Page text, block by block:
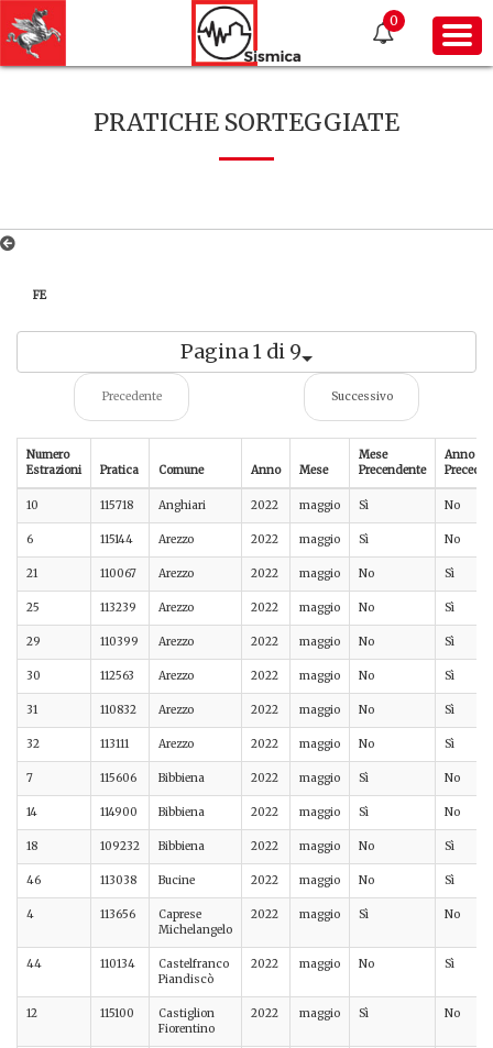
0
PRATICHE SORTEGGIATE
FE
Pagina 1 di 9
Precedente Successivo
Numero
Estrazioni
Pratica Comune Anno Mese
Mese
Precendente
Anno
10 115718 Anghiari 2022 maggio Sì No
6 115144 Arezzo 2022 maggio Sì No
21 110067 Arezzo 2022 maggio No Sì
25 113239 Arezzo 2022 maggio No Sì
29 110399 Arezzo 2022 maggio No Sì
30 112563 Arezzo 2022 maggio No Sì
31 110832 Arezzo 2022 maggio No Sì
32 113111 Arezzo 2022 maggio No Sì
7 115606 Bibbiena 2022 maggio Sì No
14 114900 Bibbiena 2022 maggio Sì No
18 109232 Bibbiena 2022 maggio No Sì
46 113038 Bucine 2022 maggio No Sì
4 113656
Caprese
Michelangelo
2022 maggio Sì No
44 110134
Castelfranco
Piandiscò
2022 maggio No Sì
12 115100
Castiglion
Fiorentino
2022 maggio Sì No